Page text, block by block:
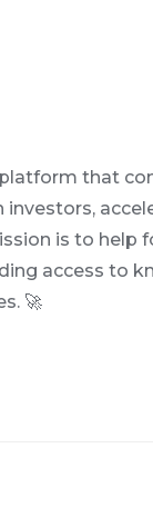
that
is to help
access to
🚀